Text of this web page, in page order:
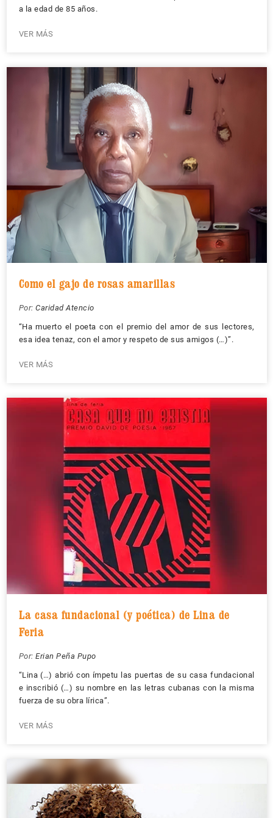
a la edad de 85 años.
VER MÁS
Como el gajo de rosas amarillas
Por: Caridad Atencio
“Ha muerto el poeta con el premio del amor de sus lectores,
esa idea tenaz, con el amor y respeto de sus amigos (…)”.
VER MÁS
La casa fundacional (y poética) de Lina de
Feria
Por: Erian Peña Pupo
“Lina (…) abrió con ímpetu las puertas de su casa fundacional
e inscribió (…) su nombre en las letras cubanas con la misma
fuerza de su obra lírica”.
VER MÁS